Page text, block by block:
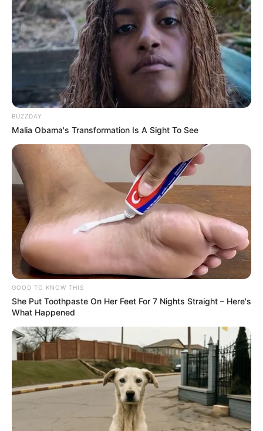
BUZZDAY
Malia Obama's Transformation Is A Sight To See
GOOD TO KNOW THIS
She Put Toothpaste On Her Feet For 7 Nights Straight – Here's
What Happened